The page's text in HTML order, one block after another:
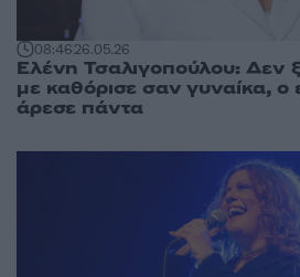
08:4626.05.26
Ελένη Τσαλιγοπούλου: Δεν
με καθόρισε σαν γυναίκα, ο
άρεσε πάντα